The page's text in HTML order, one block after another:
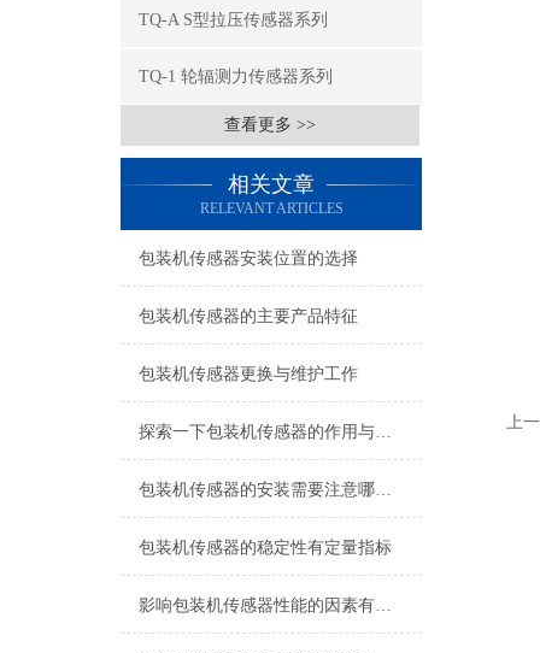
TQ-A S型拉压传感器系列
TQ-1 轮辐测力传感器系列
查看更多 >>
相关文章
RELEVANT ARTICLES
包装机传感器安装位置的选择
包装机传感器的主要产品特征
包装机传感器更换与维护工作
探索一下包装机传感器的作用与原理
包装机传感器的安装需要注意哪些问题？
包装机传感器的稳定性有定量指标
影响包装机传感器性能的因素有哪些？
上